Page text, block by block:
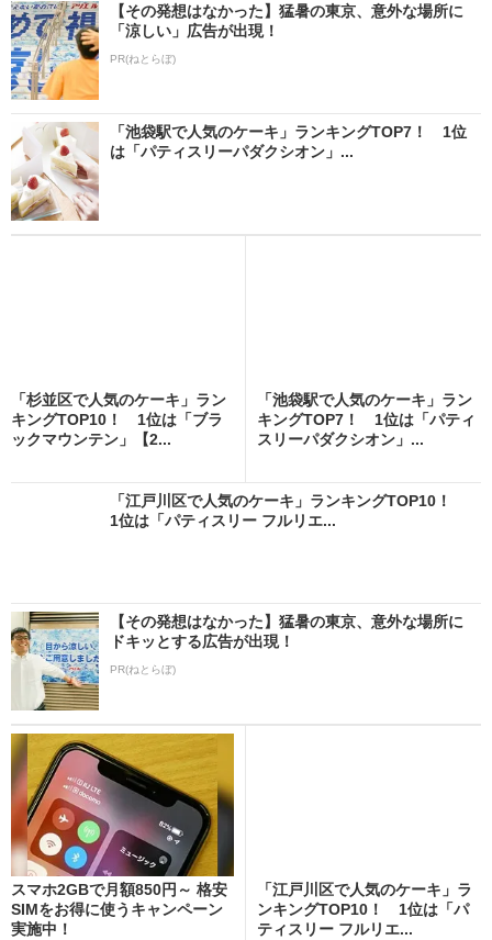
【その発想はなかった】猛暑の東京、意外な場所に
「涼しい」広告が出現！
PR(ねとらぼ)
「池袋駅で人気のケーキ」ランキングTOP7！ 1位
は「パティスリーパダクシオン」...
「杉並区で人気のケーキ」ラン
キングTOP10！ 1位は「ブラ
ックマウンテン」【2...
「池袋駅で人気のケーキ」ラン
キングTOP7！ 1位は「パティ
スリーパダクシオン」...
「江戸川区で人気のケーキ」ランキングTOP10！
1位は「パティスリー フルリエ...
【その発想はなかった】猛暑の東京、意外な場所に
ドキッとする広告が出現！
PR(ねとらぼ)
スマホ2GBで月額850円～ 格安
SIMをお得に使うキャンペーン
実施中！
「江戸川区で人気のケーキ」ラ
ンキングTOP10！ 1位は「パ
ティスリー フルリエ...